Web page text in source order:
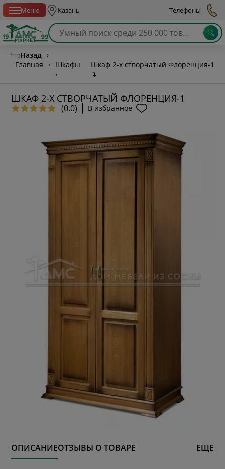
Меню Казань Телефоны
Назад ›
Главная
›
Шкафы
›
Шкаф 2-х створчатый Флоренция-1
↴
ШКАФ 2-Х СТВОРЧАТЫЙ ФЛОРЕНЦИЯ-1
(0.0) В избранное
ОПИСАНИЕОТЗЫВЫ О ТОВАРЕ ЕЩЕ